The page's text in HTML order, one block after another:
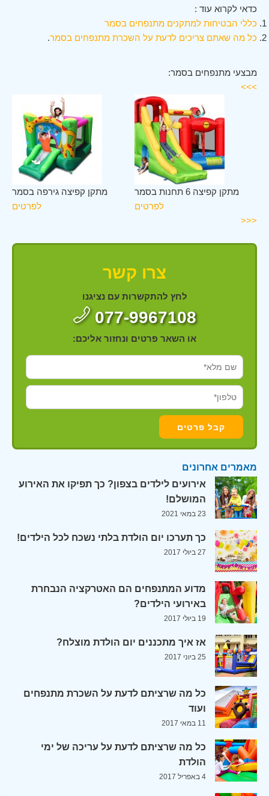
כדאי לקרוא עוד :
כללי הבטיחות למתקנים מתנפחים בסמר
כל מה שאתם צריכים לדעת על השכרת מתנפחים בסמר.
מבצעי מתנפחים בסמר:
>>>
מתקן קפיצה גירפה בסמר
לפרטים
מתקן קפיצה 6 תחנות בסמר
לפרטים
<<<
צרו קשר
לחץ להתקשרות עם נציגנו
077-9967108
או השאר פרטים ונחזור אליכם:
מאמרים אחרונים
אירועים לילדים בצפון? כך תפיקו את האירוע
המושלם!
23 במאי 2021
כך תערכו יום הולדת בלתי נשכח לכל הילדים!
27 ביולי 2017
מדוע המתנפחים הם האטרקציה הנבחרת
באירועי הילדים?
19 ביולי 2017
אז איך מתכננים יום הולדת מוצלח?
25 ביוני 2017
כל מה שרציתם לדעת על השכרת מתנפחים
ועוד
11 במאי 2017
כל מה שרציתם לדעת על עריכה של ימי
הולדת
4 באפריל 2017